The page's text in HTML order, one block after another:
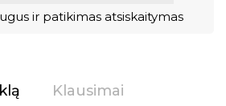
ir patikimas atsiskaitymas
Klausimai